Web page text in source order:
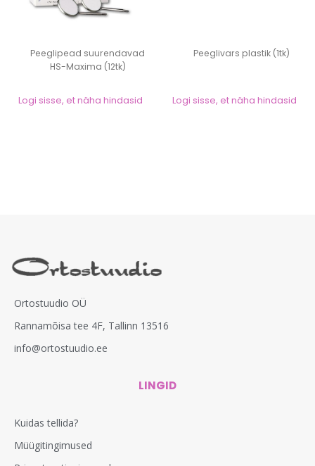
Peeglipead suurendavad
HS-Maxima (12tk)
Logi sisse, et näha hindasid
Peeglivars plastik (1tk)
Logi sisse, et näha hindasid
Ortostuudio OÜ
Rannamõisa tee 4F, Tallinn 13516
info@ortostuudio.ee
LINGID
Kuidas tellida?
Müügitingimused